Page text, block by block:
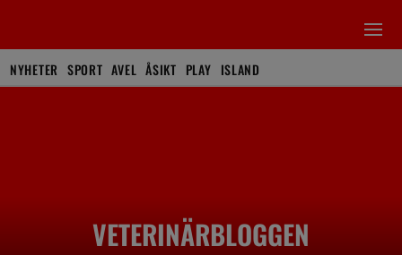
NYHETER SPORT AVEL ÅSIKT PLAY ISLAND
VETERINÄRBLOGGEN